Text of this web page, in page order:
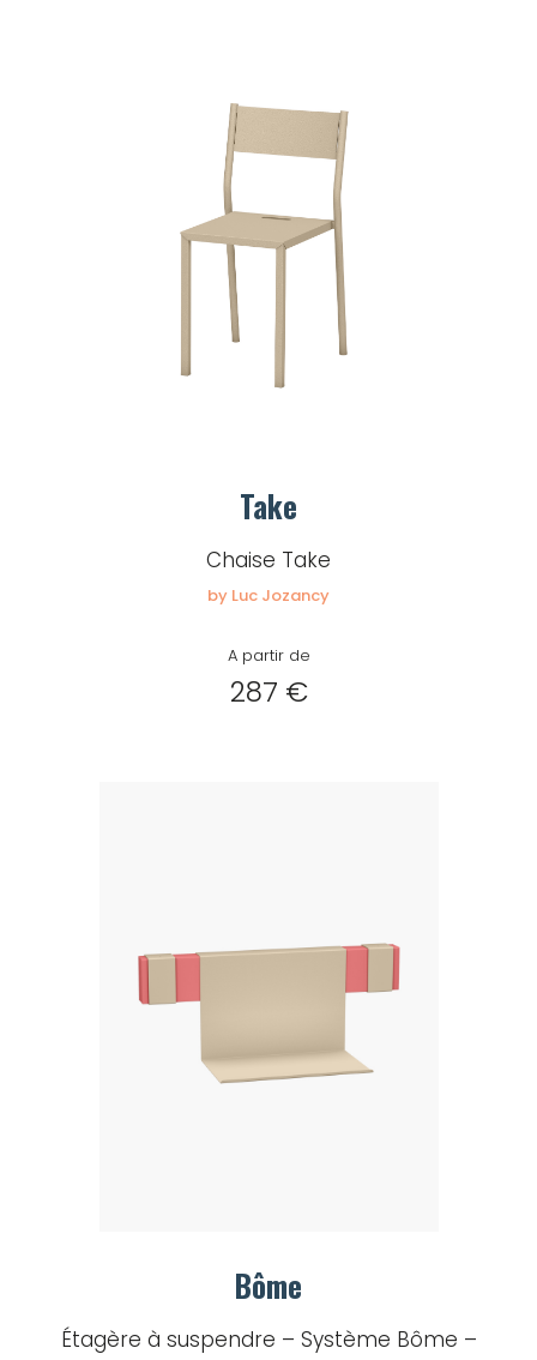
Take
Chaise Take
by Luc Jozancy
A partir de
287 €
Bôme
Étagère à suspendre – Système Bôme –